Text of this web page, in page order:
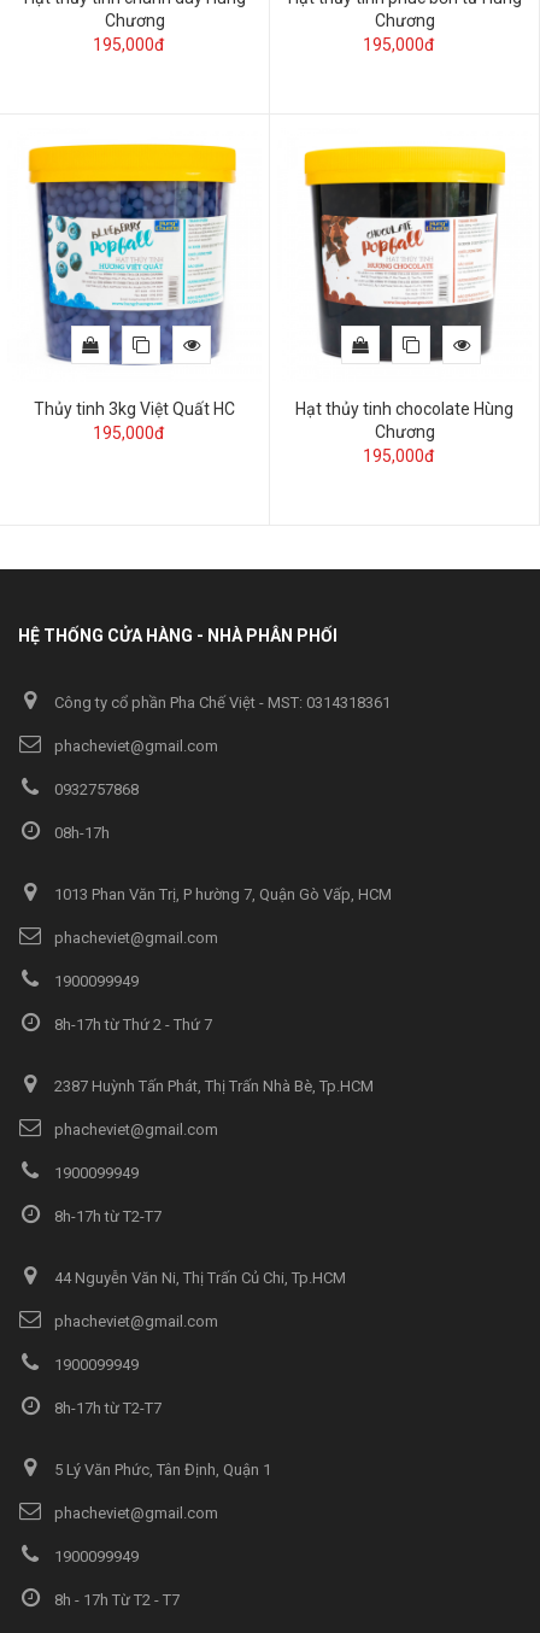
Chương
195,000đ
Chương
195,000đ
Thủy tinh 3kg Việt Quất HC
195,000đ
Hạt thủy tinh chocolate Hùng
Chương
195,000đ
HỆ THỐNG CỬA HÀNG - NHÀ PHÂN PHỐI
Công ty cổ phần Pha Chế Việt - MST: 0314318361
phacheviet@gmail.com
0932757868
08h-17h
1013 Phan Văn Trị, P hường 7, Quận Gò Vấp, HCM
phacheviet@gmail.com
1900099949
8h-17h từ Thứ 2 - Thứ 7
2387 Huỳnh Tấn Phát, Thị Trấn Nhà Bè, Tp.HCM
phacheviet@gmail.com
1900099949
8h-17h từ T2-T7
44 Nguyễn Văn Ni, Thị Trấn Củ Chi, Tp.HCM
phacheviet@gmail.com
1900099949
8h-17h từ T2-T7
5 Lý Văn Phức, Tân Định, Quận 1
phacheviet@gmail.com
1900099949
8h - 17h Từ T2 - T7